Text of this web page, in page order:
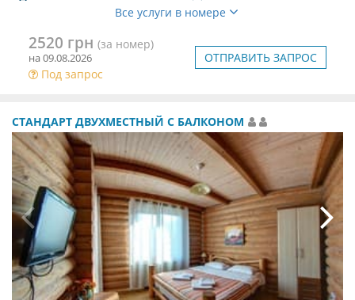
Все услуги в номере
2520 грн (за номер)
на 09.08.2026
Под запрос
ОТПРАВИТЬ ЗАПРОС
СТАНДАРТ ДВУХМЕСТНЫЙ С БАЛКОНОМ